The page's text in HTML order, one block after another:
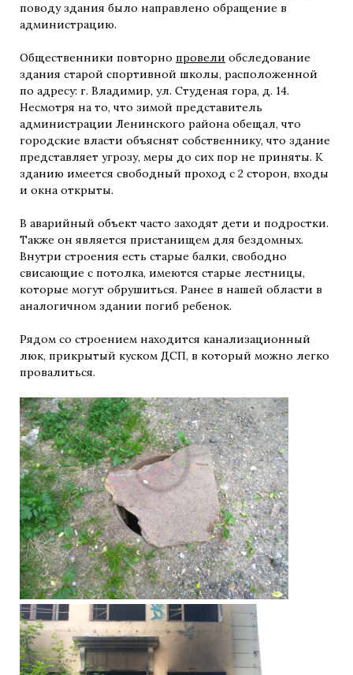
поводу здания было направлено обращение в
администрацию.
Общественники повторно провели обследование
здания старой спортивной школы, расположенной
по адресу: г. Владимир, ул. Студеная гора, д. 14.
Несмотря на то, что зимой представитель
администрации Ленинского района обещал, что
городские власти объяснят собственнику, что здание
представляет угрозу, меры до сих пор не приняты. К
зданию имеется свободный проход с 2 сторон, входы
и окна открыты.
В аварийный объект часто заходят дети и подростки.
Также он является пристанищем для бездомных.
Внутри строения есть старые балки, свободно
свисающие с потолка, имеются старые лестницы,
которые могут обрушиться. Ранее в нашей области в
аналогичном здании погиб ребенок.
Рядом со строением находится канализационный
люк, прикрытый куском ДСП, в который можно легко
провалиться.